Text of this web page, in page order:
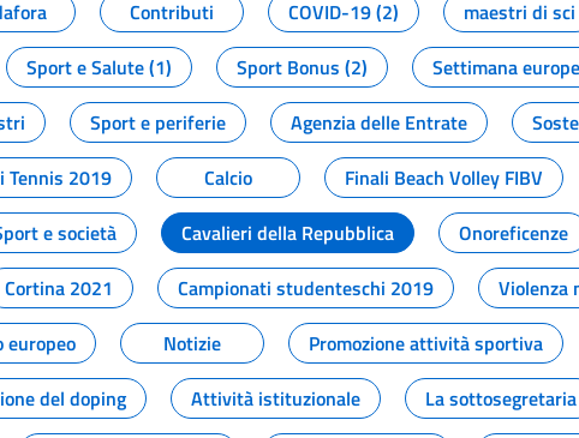
Contributi COVID-19 (2) maestri di sci
Sport e Salute (1) Sport Bonus (2) Settimana
Sport e periferie Agenzia delle Entrate
Tennis 2019 Calcio Finali Beach Volley FIBV
e società Cavalieri della Repubblica Onoreficenze
Cortina 2021 Campionati studenteschi 2019
Violenza
europeo Notizie Promozione attività sportiva
del doping Attività istituzionale La sottosegretaria